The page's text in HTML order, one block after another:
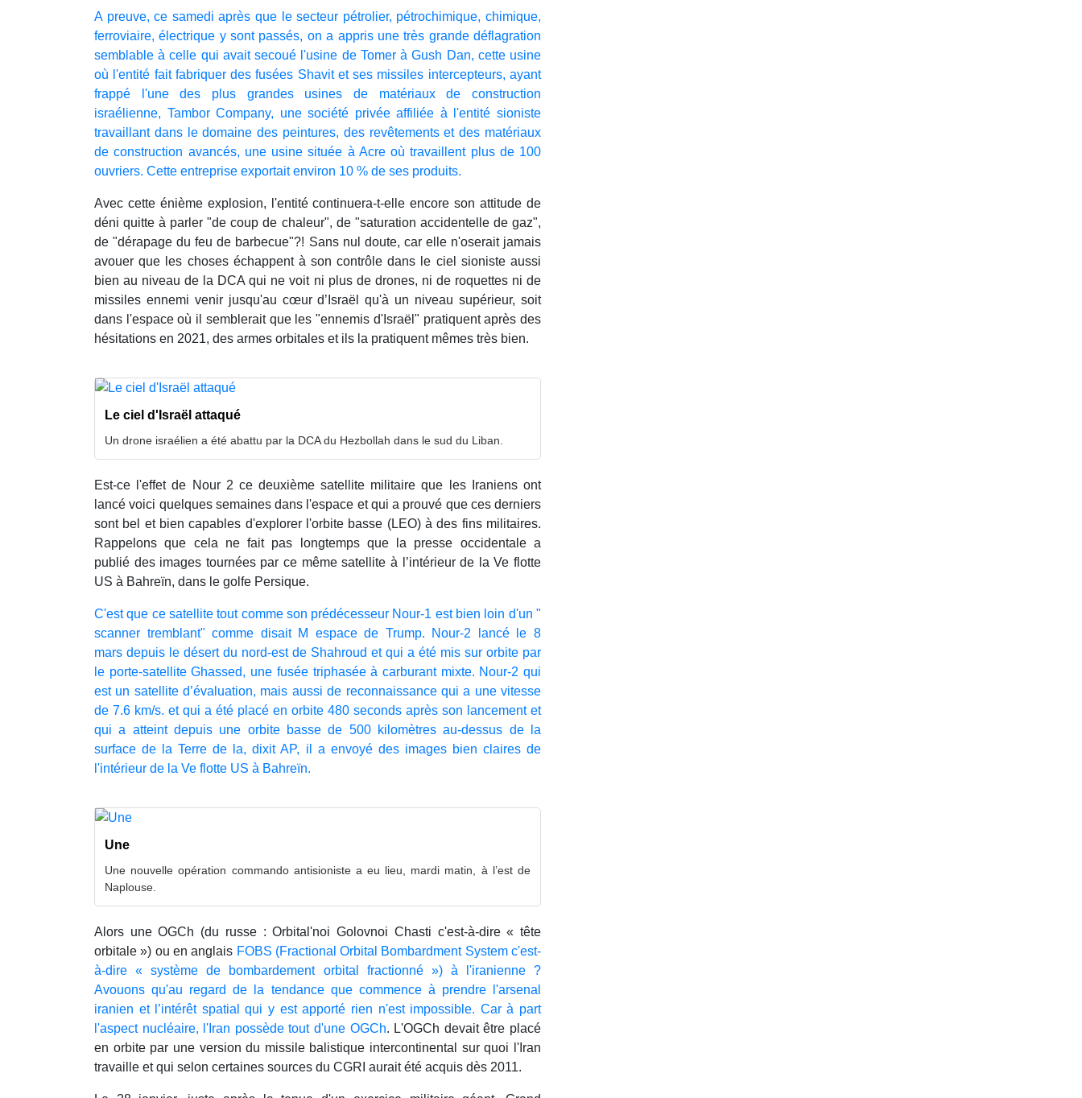
A preuve, ce samedi après que le secteur pétrolier, pétrochimique, chimique,
ferroviaire, électrique y sont passés, on a appris une très grande déflagration
semblable à celle qui avait secoué l'usine de Tomer à Gush Dan, cette usine
où l'entité fait fabriquer des fusées Shavit et ses missiles intercepteurs, ayant
frappé l'une des plus grandes usines de matériaux de construction
israélienne, Tambor Company, une société privée affiliée à l'entité sioniste
travaillant dans le domaine des peintures, des revêtements et des matériaux
de construction avancés, une usine située à Acre où travaillent plus de 100
ouvriers. Cette entreprise exportait environ 10 % de ses produits.
Avec cette énième explosion, l'entité continuera-t-elle encore son attitude de
déni quitte à parler "de coup de chaleur", de "saturation accidentelle de gaz",
de "dérapage du feu de barbecue"?! Sans nul doute, car elle n'oserait jamais
avouer que les choses échappent à son contrôle dans le ciel sioniste aussi
bien au niveau de la DCA qui ne voit ni plus de drones, ni de roquettes ni de
missiles ennemi venir jusqu'au cœur d’Israël qu'à un niveau supérieur, soit
dans l'espace où il semblerait que les "ennemis d'Israël" pratiquent après des
hésitations en 2021, des armes orbitales et ils la pratiquent mêmes très bien.
Le ciel d'Israël attaqué
Un drone israélien a été abattu par la DCA du Hezbollah dans le sud du Liban.
Est-ce l'effet de Nour 2 ce deuxième satellite militaire que les Iraniens ont
lancé voici quelques semaines dans l'espace et qui a prouvé que ces derniers
sont bel et bien capables d'explorer l'orbite basse (LEO) à des fins militaires.
Rappelons que cela ne fait pas longtemps que la presse occidentale a
publié des images tournées par ce même satellite à l’intérieur de la Ve flotte
US à Bahreïn, dans le golfe Persique.
C'est que ce satellite tout comme son prédécesseur Nour-1 est bien loin d'un "
scanner tremblant" comme disait M espace de Trump. Nour-2 lancé le 8
mars depuis le désert du nord-est de Shahroud et qui a été mis sur orbite par
le porte-satellite Ghassed, une fusée triphasée à carburant mixte. Nour-2 qui
est un satellite d’évaluation, mais aussi de reconnaissance qui a une vitesse
de 7.6 km/s. et qui a été placé en orbite 480 seconds après son lancement et
qui a atteint depuis une orbite basse de 500 kilomètres au-dessus de la
surface de la Terre de la, dixit AP, il a envoyé des images bien claires de
l'intérieur de la Ve flotte US à Bahreïn.
Une
Une nouvelle opération commando antisioniste a eu lieu, mardi matin, à l’est de
Naplouse.
Alors une OGCh (du russe : Orbital'noi Golovnoi Chasti c'est-à-dire « tête
orbitale ») ou en anglais FOBS (Fractional Orbital Bombardment System c'est-
à-dire « système de bombardement orbital fractionné ») à l'iranienne ?
Avouons qu'au regard de la tendance que commence à prendre l'arsenal
iranien et l’intérêt spatial qui y est apporté rien n'est impossible. Car à part
l'aspect nucléaire, l'Iran possède tout d'une OGCh. L'OGCh devait être placé
en orbite par une version du missile balistique intercontinental sur quoi l'Iran
travaille et qui selon certaines sources du CGRI aurait été acquis dès 2011.